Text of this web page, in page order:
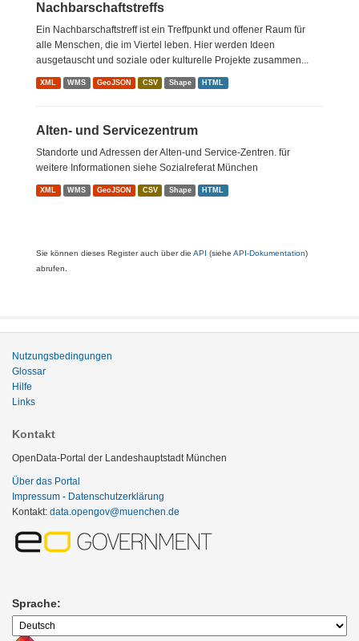
Nachbarschaftstreffs
Ein Nachbarschaftstreff ist ein Treffpunkt und offener Raum für
alle Menschen, die im Viertel leben. Hier werden Ideen
ausgetauscht und soziale oder kulturelle Projekte zusammen...
XML WMS GeoJSON CSV Shape HTML
Alten- und Servicezentrum
Standorte und Adressen der Alten-und Service-Zentren. für
weitere Informationen siehe Sozialreferat München
XML WMS GeoJSON CSV Shape HTML
Sie können dieses Register auch über die API (siehe API-Dokumentation)
abrufen.
Nutzungsbedingungen
Glossar
Hilfe
Links
Kontakt
OpenData-Portal der Landeshauptstadt München
Über das Portal
Impressum - Datenschutzerklärung
Kontakt: data.opengov@muenchen.de
Sprache